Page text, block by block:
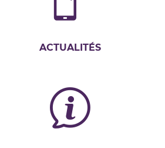
ACTUALITÉS